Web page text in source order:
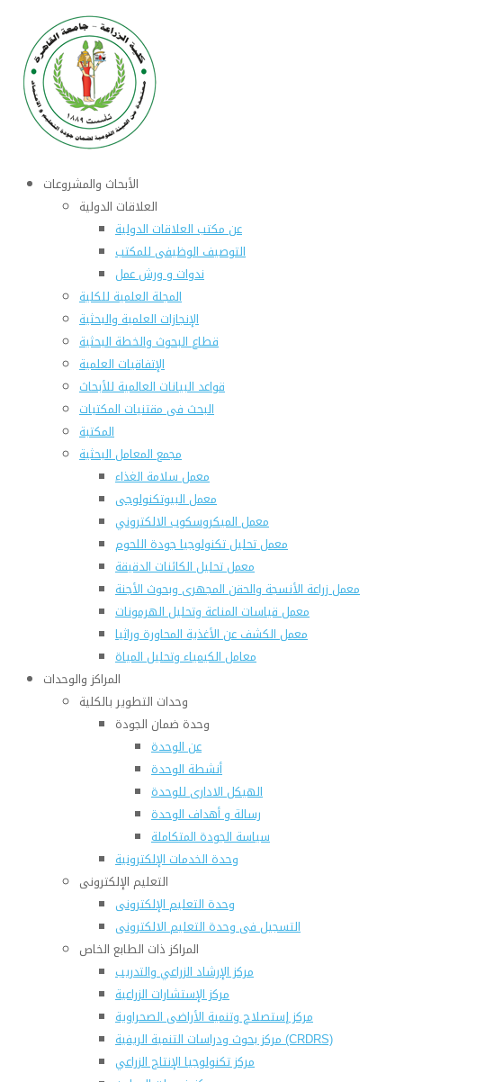
الأبحاث والمشروعات
العلاقات الدولية
عن مكتب العلاقات الدولية
التوصيف الوظيفى للمكتب
ندوات و ورش عمل
المجلة العلمية للكلية
الإنجازات العلمية والبحثية
قطاع البحوث والخطة البحثية
الإتفاقيات العلمية
قواعد البيانات العالمية للأبحاث
البحث فى مقتنيات المكتبات
المكتبة
مجمع المعامل البحثية
معمل سلامة الغذاء
معمل البيوتكنولوجى
معمل الميكروسكوب الالكتروني
معمل تحليل تكنولوجيا جودة اللحوم
معمل تحليل الكائنات الدقيقة
معمل زراعة الأنسجة والحقن المجهرى وبحوث الأجنة
معمل قياسات المناعة وتحليل الهرمونات
معمل الكشف عن الأغذية المحاورة وراثيا
معامل الكيمياء وتحليل المياة
المراكز والوحدات
وحدات التطوير بالكلية
وحدة ضمان الجودة
عن الوحدة
أنشطة الوحدة
الهيكل الادارى للوحدة
رسالة و أهداف الوحدة
سياسة الجودة المتكاملة
وحدة الخدمات الإلكترونية
التعليم الإلكترونى
وحدة التعليم الإلكترونى
التسجيل فى وحدة التعليم الالكترونى
المراكز ذات الطابع الخاص
مركز الإرشاد الزراعي والتدريب
مركز الإستشارات الزراعية
مركز إستصلاح وتنمية الأراضى الصحراوية
مركز بحوث ودراسات التنمية الريفية (CRDRS)
مركز تكنولوجيا الإنتاج الزراعي